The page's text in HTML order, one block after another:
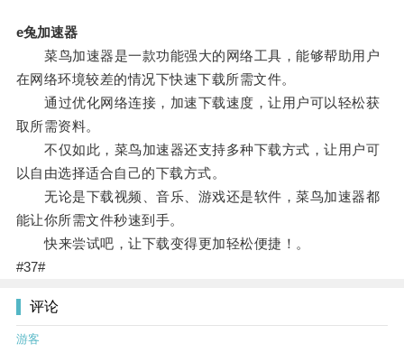
e兔加速器
菜鸟加速器是一款功能强大的网络工具，能够帮助用户
在网络环境较差的情况下快速下载所需文件。
通过优化网络连接，加速下载速度，让用户可以轻松获
取所需资料。
不仅如此，菜鸟加速器还支持多种下载方式，让用户可
以自由选择适合自己的下载方式。
无论是下载视频、音乐、游戏还是软件，菜鸟加速器都
能让你所需文件秒速到手。
快来尝试吧，让下载变得更加轻松便捷！。
#37#
评论
游客